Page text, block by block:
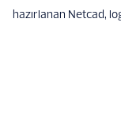
hazırlanan Netcad,